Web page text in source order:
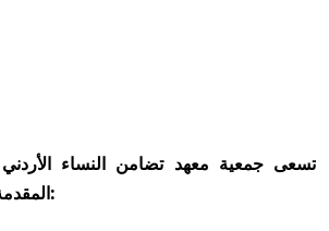
تسعى جمعية معهد تضامن النساء
المقدمة وفق المعايير التالية: